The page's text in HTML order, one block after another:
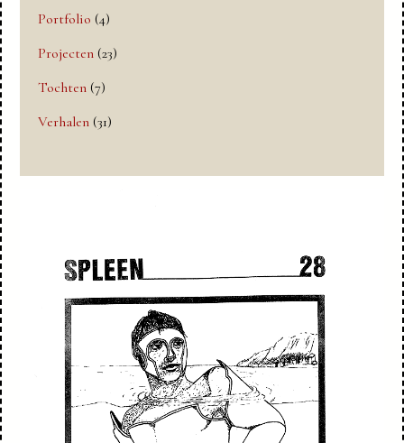
Portfolio (4)
Projecten (23)
Tochten (7)
Verhalen (31)